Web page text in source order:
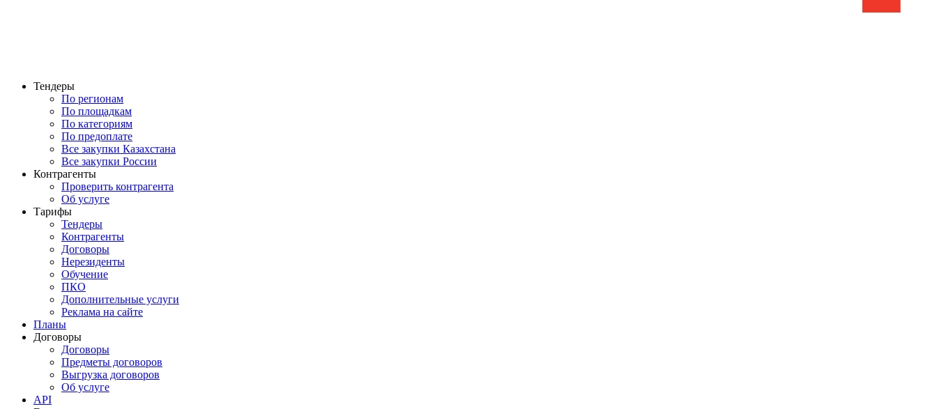
Тендеры
По регионам
По площадкам
По категориям
По предоплате
Все закупки Казахстана
Все закупки России
Контрагенты
Проверить контрагента
Об услуге
Тарифы
Тендеры
Контрагенты
Договоры
Нерезиденты
Обучение
ПКО
Дополнительные услуги
Реклама на сайте
Планы
Договоры
Договоры
Предметы договоров
Выгрузка договоров
Об услуге
API